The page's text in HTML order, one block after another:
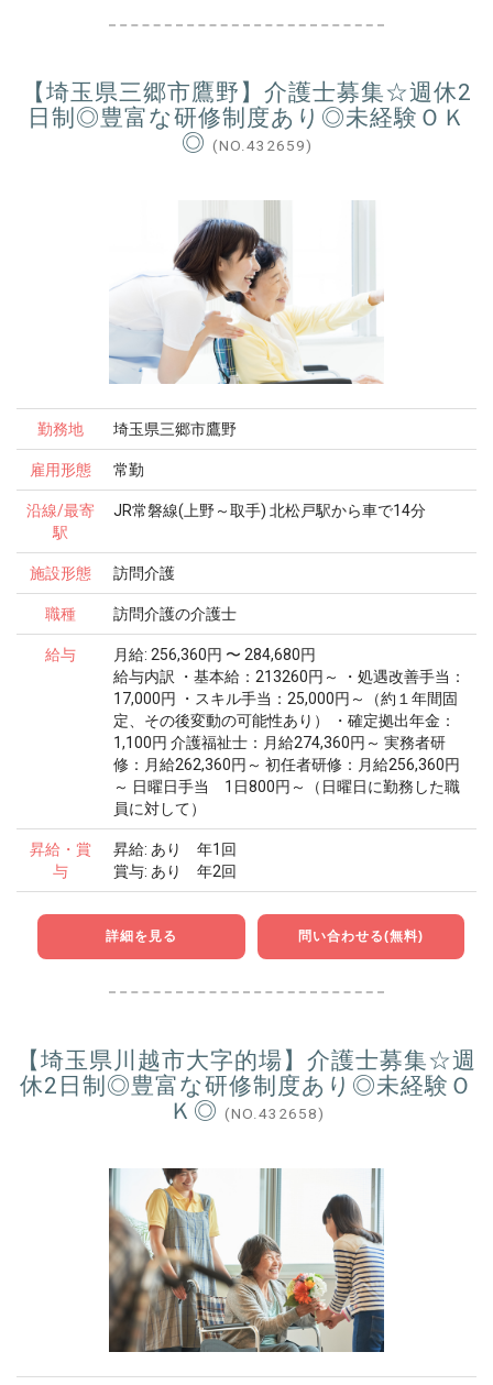
【埼玉県三郷市鷹野】介護士募集☆週休2
日制◎豊富な研修制度あり◎未経験ＯＫ
◎ (NO.432659)
勤務地 埼玉県三郷市鷹野
雇用形態 常勤
沿線/最寄
駅
JR常磐線(上野～取手) 北松戸駅から車で14分
施設形態 訪問介護
職種 訪問介護の介護士
給与
月給: 256,360円 〜 284,680円
給与内訳 ・基本給：213260円～ ・処遇改善手当：
17,000円 ・スキル手当：25,000円～（約１年間固
定、その後変動の可能性あり） ・確定拠出年金：
1,100円 介護福祉士：月給274,360円～ 実務者研
修：月給262,360円～ 初任者研修：月給256,360円
～ 日曜日手当 1日800円～（日曜日に勤務した職
員に対して）
昇給・賞
与
昇給: あり 年1回
賞与: あり 年2回
詳細を見る 問い合わせる(無料)
【埼玉県川越市大字的場】介護士募集☆週
休2日制◎豊富な研修制度あり◎未経験Ｏ
Ｋ◎ (NO.432658)